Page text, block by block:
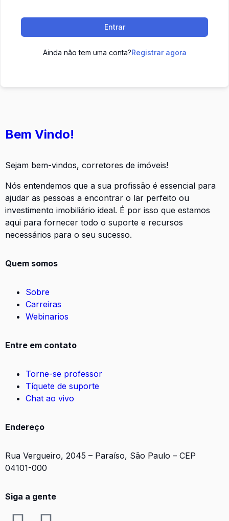
Entrar
Ainda não tem uma conta?Registrar agora
Bem Vindo!
Sejam bem-vindos, corretores de imóveis!
Nós entendemos que a sua profissão é essencial para
ajudar as pessoas a encontrar o lar perfeito ou
investimento imobiliário ideal. É por isso que estamos
aqui para fornecer todo o suporte e recursos
necessários para o seu sucesso.
Quem somos
Sobre
Carreiras
Webinarios
Entre em contato
Torne-se professor
Tíquete de suporte
Chat ao vivo
Endereço
Rua Vergueiro, 2045 – Paraíso, São Paulo – CEP
04101-000
Siga a gente